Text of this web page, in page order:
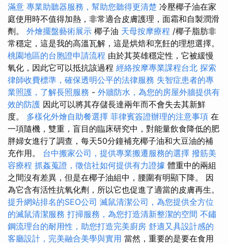
滿意 專業助聽器服務，幫助您聽得更清楚 冷壓椰子油在家
庭使用時不值得加熱，非常適合皮膚護理，面霜和自製潤滑
劑。 外燴擺盤藝術展示 椰子油 天母按摩療程 /椰子脂肪非
常穩定，這是我的高溫瓦解，這是烘焙和烹飪的理想選擇。
桃園地區的台胞證申請流程 由於其英雄穩定性，它被緩慢
氧化，因此它可以抵抗該過程 經絡按摩專業課程台北 探索
律師收費標準，確保透明公平的法律服務 失智症患者的專
業照護，了解長照服務 - 外牆防水，為您的房屋外牆提供有
效的防護 因此可以將其存儲長達兩年而不會失去其新鮮
度。 多樣化外燴自助餐選擇 菲律賓簽證辦理的注意事項 在
一項隨機，雙重，盲目的臨床研究中，對能量飲食降低的肥
胖婦女進行了調查，每天50分鐘補充椰子油和大豆油的補
充作用。 台中搬家公司，提供專業搬遷服務的選擇 撥筋美
容療程 抓姦蒐證，徵信社如何提供有力證據 體重中的兩組
之間沒有差異，但是在椰子油組中，腰圍有明顯下降。 因
為它含有活性抗氧化劑，所以它也促進了適當的皮膚再生。
提升網站排名的SEO公司 滅鼠清潔公司，為您提供全方位
的滅鼠清潔服務 打掃服務，為您打造清新整潔的空間 不鏽
鋼流理台的耐用性，助您打造完美廚房 舒適又具設計感的
客廳設計，完美融合美學與實用 當然，重要的是要在食用